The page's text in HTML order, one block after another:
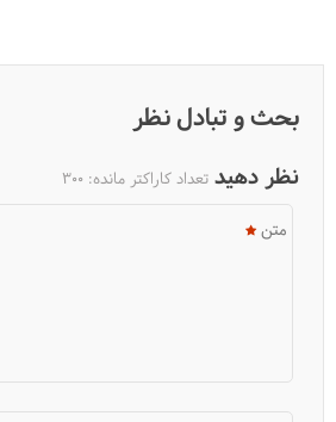
بحث و تبادل نظر
نظر دهید تعداد کاراکتر مانده: 300
متن